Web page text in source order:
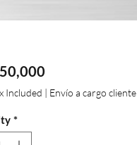
Price
Included | Envío a cargo cliente
*